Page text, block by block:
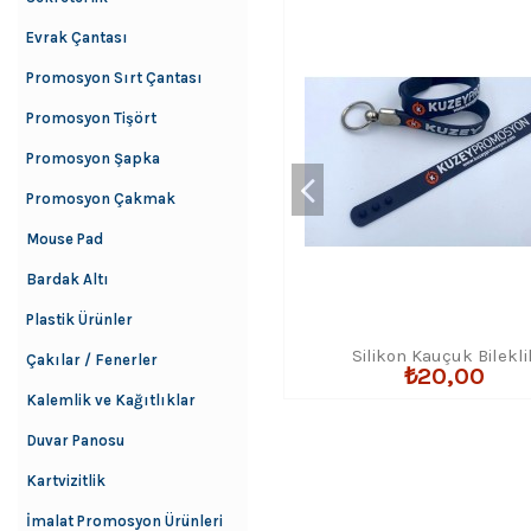
Silikon Kauçuk
₺20,00
Evrak Çantası
Promosyon Sırt Çantası
Promosyon Tişört
Promosyon Şapka
Promosyon Çakmak
Mouse Pad
Bardak Altı
Plastik Ürünler
Çakılar / Fenerler
Kalemlik ve Kağıtlıklar
Duvar Panosu
Kartvizitlik
İmalat Promosyon Ürünleri